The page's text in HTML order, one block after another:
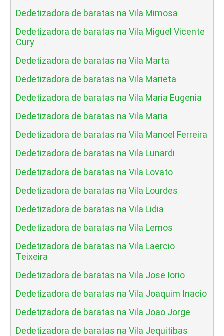
Dedetizadora de baratas na Vila Mimosa
Dedetizadora de baratas na Vila Miguel Vicente
Cury
Dedetizadora de baratas na Vila Marta
Dedetizadora de baratas na Vila Marieta
Dedetizadora de baratas na Vila Maria Eugenia
Dedetizadora de baratas na Vila Maria
Dedetizadora de baratas na Vila Manoel Ferreira
Dedetizadora de baratas na Vila Lunardi
Dedetizadora de baratas na Vila Lovato
Dedetizadora de baratas na Vila Lourdes
Dedetizadora de baratas na Vila Lidia
Dedetizadora de baratas na Vila Lemos
Dedetizadora de baratas na Vila Laercio
Teixeira
Dedetizadora de baratas na Vila Jose Iorio
Dedetizadora de baratas na Vila Joaquim Inacio
Dedetizadora de baratas na Vila Joao Jorge
Dedetizadora de baratas na Vila Jequitibas